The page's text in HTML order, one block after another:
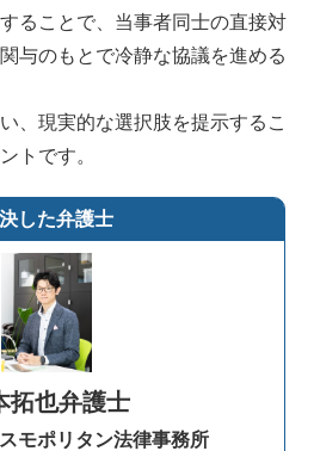
ることで、当事者同士の直接対
与のもとで冷静な協議を進める
、現実的な選択肢を提示するこ
トです。
した弁護士
拓也弁護士
モポリタン法律事務所